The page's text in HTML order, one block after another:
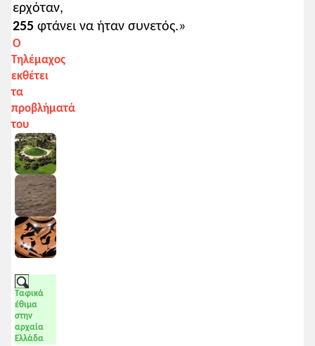
ερχόταν,
255 φτάνει να ήταν συνετός.»
Ο
Τηλέμαχος
εκθέτει
τα
προβλήματά
του
Ταφικά
έθιμα
στην
αρχαία
Ελλάδα